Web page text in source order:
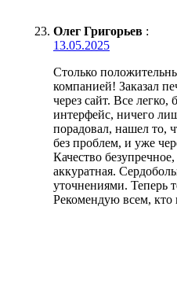
Олег Григорьев :
13.05.2025
Столько
компанией! Заказал
через сайт. Все
интерфейс, ничего
порадовал, нашел то,
без проблем, и уже
Качество
аккуратная.
уточнениями. Теперь
Рекомендую всем, кто